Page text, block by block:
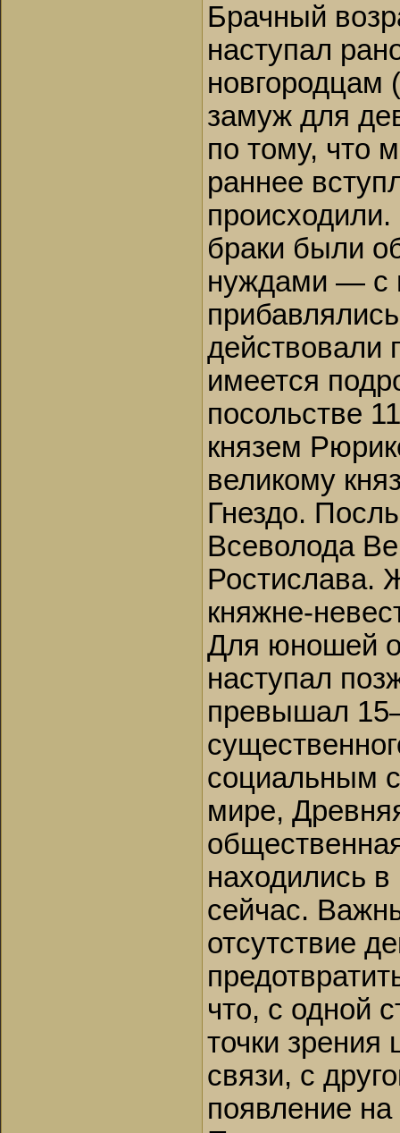
Брачный
наступал
новгородцам
замуж для
по тому, что
раннее
браки были
нуждами — с
действовали
имеется
посольстве
князем
великому
Гнездо.
Всеволода
Ростислава.
княжне-
Для юношей
наступал
превышал
социальным
мире,
находились
сейчас.
отсутствие
что, с одной
точки
связи, с
появление